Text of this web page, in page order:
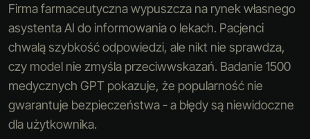
Firma farmaceutyczna wypuszcza na rynek własnego
asystenta AI do informowania o lekach. Pacjenci
chwalą szybkość odpowiedzi, ale nikt nie sprawdza,
czy model nie zmyśla przeciwwskazań. Badanie 1500
medycznych GPT pokazuje, że popularność nie
gwarantuje bezpieczeństwa - a błędy są niewidoczne
dla użytkownika.